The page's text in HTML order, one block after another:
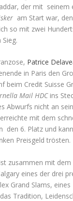
der mit seinem
am Start war,
so mit zwei
Patrice
in Paris den
beim Credit Suisse
Mail HDCins
Abwurfs nicht an
mit dem
den 6. Platz und
Preisgeld trösten.
zusammen mit dem
eines der drei
Grand Slams,
Tradition,